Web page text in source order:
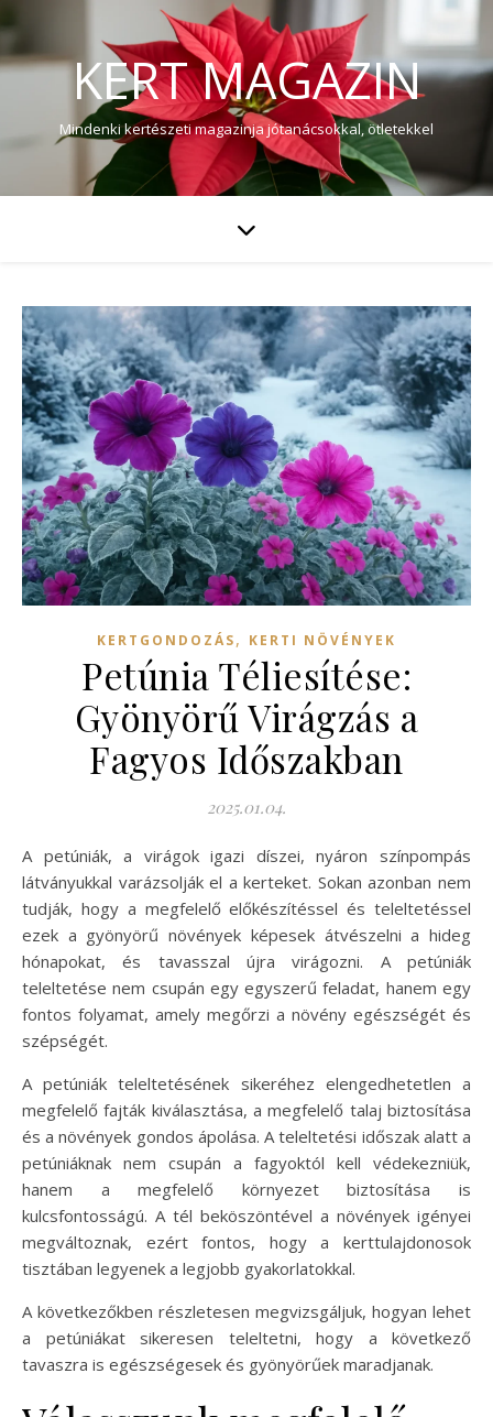
KERT MAGAZIN
Mindenki kertészeti magazinja jótanácsokkal, ötletekkel
KERTGONDOZÁS, KERTI NÖVÉNYEK
Petúnia Téliesítése:
Gyönyörű Virágzás a
Fagyos Időszakban
2025.01.04.
A petúniák, a virágok igazi díszei, nyáron színpompás
látványukkal varázsolják el a kerteket. Sokan azonban nem
tudják, hogy a megfelelő előkészítéssel és teleltetéssel
ezek a gyönyörű növények képesek átvészelni a hideg
hónapokat, és tavasszal újra virágozni. A petúniák
teleltetése nem csupán egy egyszerű feladat, hanem egy
fontos folyamat, amely megőrzi a növény egészségét és
szépségét.
A petúniák teleltetésének sikeréhez elengedhetetlen a
megfelelő fajták kiválasztása, a megfelelő talaj biztosítása
és a növények gondos ápolása. A teleltetési időszak alatt a
petúniáknak nem csupán a fagyoktól kell védekezniük,
hanem a megfelelő környezet biztosítása is
kulcsfontosságú. A tél beköszöntével a növények igényei
megváltoznak, ezért fontos, hogy a kerttulajdonosok
tisztában legyenek a legjobb gyakorlatokkal.
A következőkben részletesen megvizsgáljuk, hogyan lehet
a petúniákat sikeresen teleltetni, hogy a következő
tavaszra is egészségesek és gyönyörűek maradjanak.